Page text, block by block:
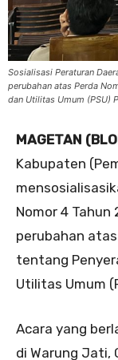
Sosialisasi Peraturan
perubahan atas Perda
dan Utilitas Umum (PSU)
MAGETAN
Kabupaten
Nomor 4 Tahun
perubahan atas
tentang
Utilitas Umum
Acara yang
di Warung Jati,